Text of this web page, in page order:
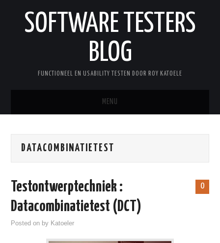
SOFTWARE TESTERS
BLOG
FUNCTIONEEL EN USABILITY TESTEN DOOR ROY KATOELE
MENU
OVER ROY
DATACOMBINATIETEST
0
Testontwerptechniek :
Datacombinatietest (DCT)
Posted on by Katoeler